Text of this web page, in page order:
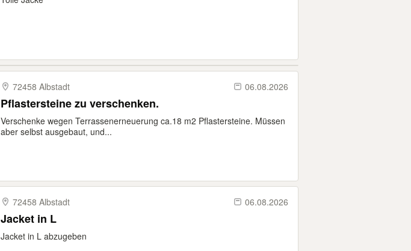
72458 Albstadt 06.08.2026
Pflastersteine zu verschenken.
Verschenke wegen Terrassenerneuerung ca.18 m2 Pflastersteine. Müssen
aber selbst ausgebaut, und...
72458 Albstadt 06.08.2026
Jacket in L
Jacket in L abzugeben